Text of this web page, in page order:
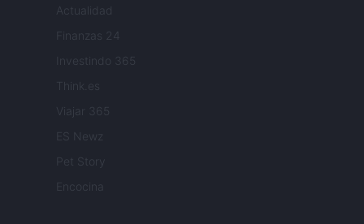
Actualidad
Finanzas 24
Investindo 365
Think.es
Viajar 365
ES Newz
Pet Story
Encocina